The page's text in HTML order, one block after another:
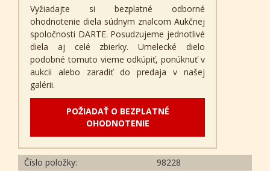
Vyžiadajte si bezplatné odborné
ohodnotenie diela súdnym znalcom Aukčnej
spoločnosti DARTE. Posudzujeme jednotlivé
diela aj celé zbierky. Umelecké dielo
podobné tomuto vieme odkúpiť, ponúknuť v
aukcii alebo zaradiť do predaja v našej
galérii.
POŽIADAŤ O BEZPLATNÉ
OHODNOTENIE
Číslo položky:
98228